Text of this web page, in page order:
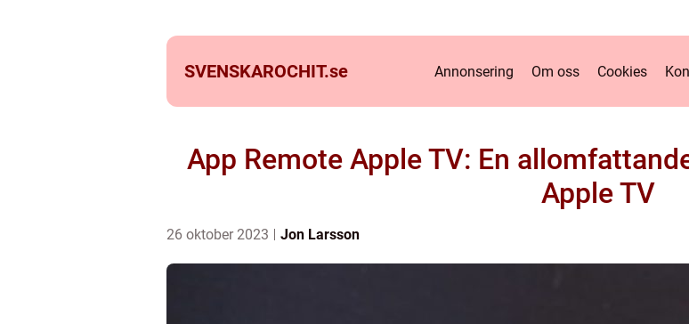
SVENSKAROCHIT.se Annonsering Om oss Cookies
App Remote Apple TV: En
Apple TV
26 oktober 2023 Jon Larsson